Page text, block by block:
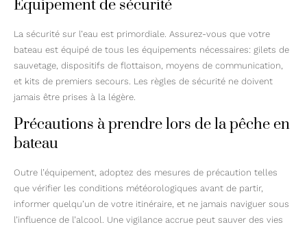
Équipement de sécurité
La sécurité sur l’eau est primordiale. Assurez-vous que votre
bateau est équipé de tous les équipements nécessaires: gilets de
sauvetage, dispositifs de flottaison, moyens de communication,
et kits de premiers secours. Les règles de sécurité ne doivent
jamais être prises à la légère.
Précautions à prendre lors de la pêche en
bateau
Outre l’équipement, adoptez des mesures de précaution telles
que vérifier les conditions météorologiques avant de partir,
informer quelqu’un de votre itinéraire, et ne jamais naviguer sous
l’influence de l’alcool. Une vigilance accrue peut sauver des vies